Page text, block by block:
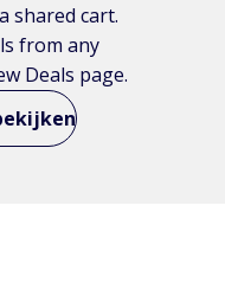
shared cart.
from any
Deals page.